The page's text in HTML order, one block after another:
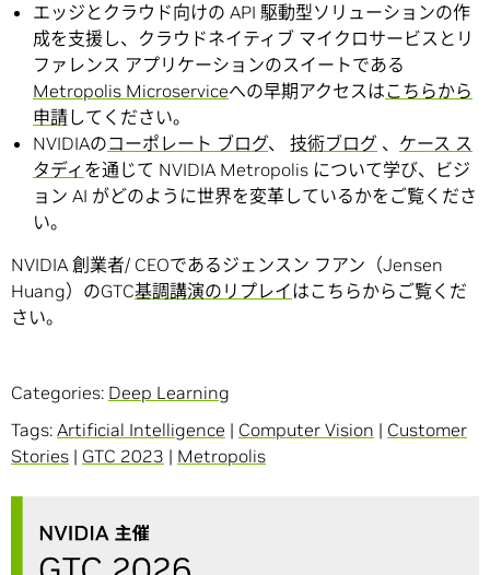
エッジとクラウド向けの API 駆動型ソリューションの作
成を支援し、クラウドネイティブ マイクロサービスとリ
ファレンス アプリケーションのスイートである
Metropolis Microserviceへの早期アクセスはこちらから
申請してください。
NVIDIAのコーポレート ブログ、 技術ブログ 、 ケース ス
タディ を通じて NVIDIA Metropolis について学び、ビジ
ョン AI がどのように世界を変革しているかをご覧くださ
い。
NVIDIA 創業者/ CEOであるジェンスン フアン（Jensen
Huang）のGTC基調講演のリプレイ はこちらからご覧くだ
さい。
Categories: Deep Learning
Tags: Artificial Intelligence | Computer Vision | Customer
Stories | GTC 2023 | Metropolis